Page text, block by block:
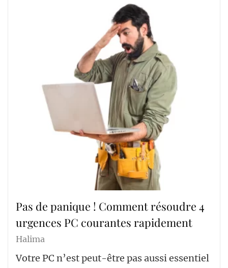
Pas de panique ! Comment résoudre 4
urgences PC courantes rapidement
Halima
Votre PC n’est peut-être pas aussi essentiel